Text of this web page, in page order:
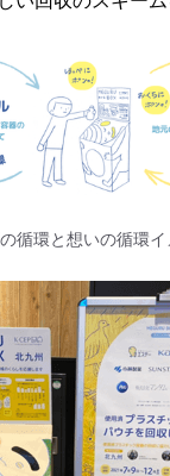
循環と想いの循環イ